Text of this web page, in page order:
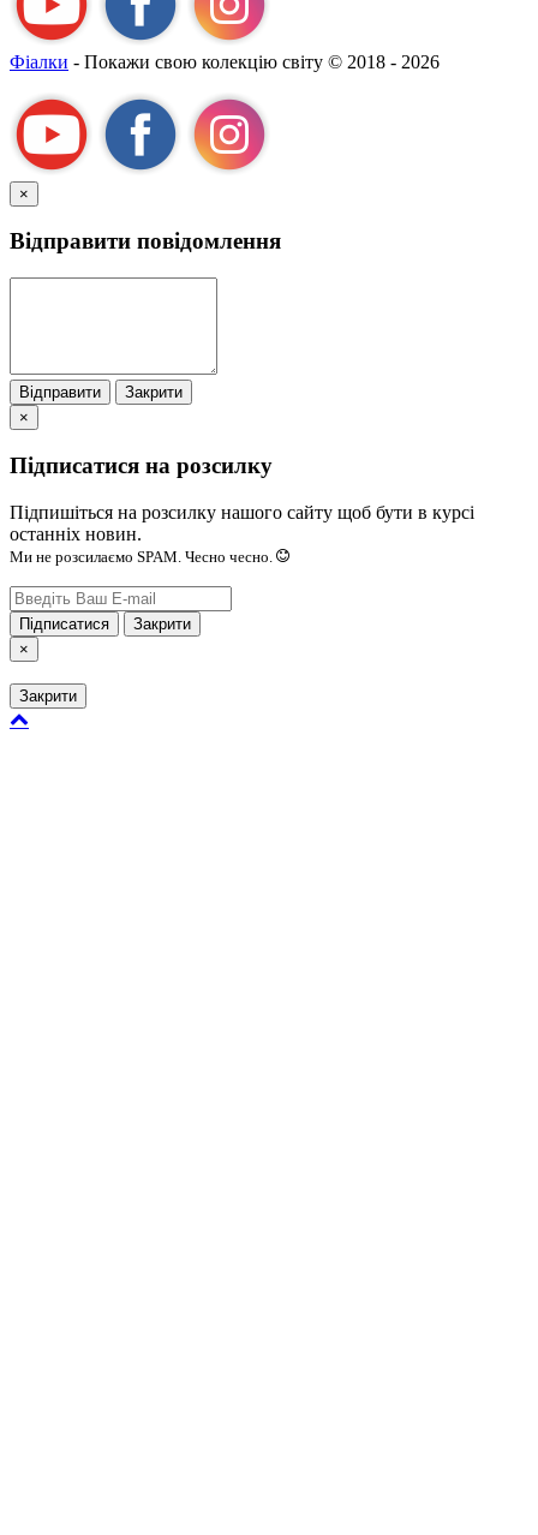
Фіалки - Покажи свою колекцію світу © 2018 - 2026
×
Відправити повідомлення
Відправити
Закрити
×
Підписатися на розсилку
Підпишіться на розсилку нашого сайту щоб бути в курсі
останніх новин.
Ми не розсилаємо SPAM. Чесно чесно.
Підписатися
Закрити
×
Закрити